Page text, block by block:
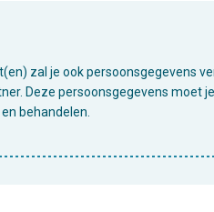
zal je ook persoonsgegevens
Deze persoonsgegevens
behandelen.